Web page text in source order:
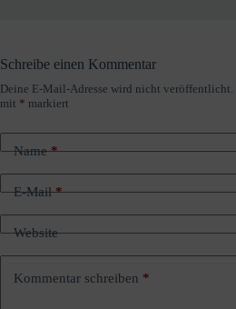
Schreibe einen Kommentar
Deine E-Mail-Adresse wird nicht veröffentlicht.
mit * markiert
Name*
E-Mail*
Website
Kommentar schreiben *
A
l
r
n
v
e